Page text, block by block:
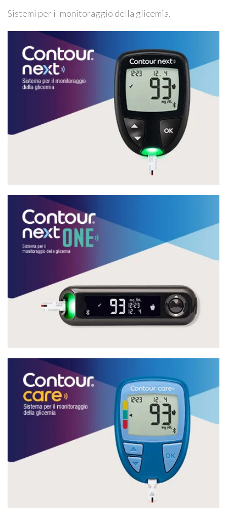
Sistemi per il monitoraggio della glicemia.